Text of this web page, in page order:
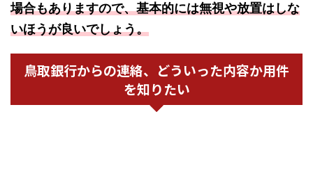
場合もありますので、基本的には無視や放置はしな
いほうが良いでしょう。
鳥取銀行からの連絡、どういった内容か用件
を知りたい